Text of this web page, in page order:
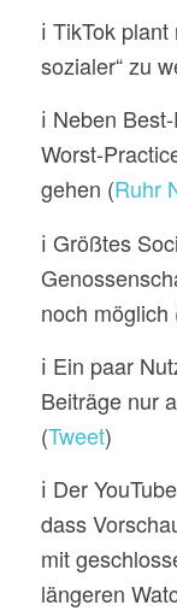
ℹ️ TikTok
sozialer“ zu
ℹ️ Neben
Worst-
gehen (Ruhr
ℹ️ Größtes
noch möglich
ℹ️ Ein paar
Beiträge nur
(Tweet)
ℹ️ Der
dass
mit
längeren